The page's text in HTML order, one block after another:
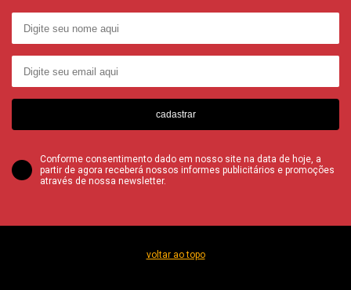
cadastrar
Conforme consentimento dado em nosso site na data de hoje, a
partir de agora receberá nossos informes publicitários e promoções
através de nossa newsletter.
voltar ao topo